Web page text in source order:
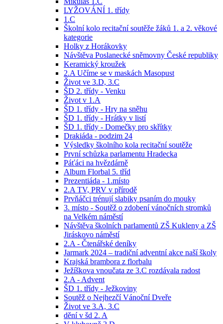
LYŽOVÁNÍ 1. třídy
1.C
Školní kolo recitační soutěže žáků 1. a 2. věkové
kategorie
Holky z Horákovky
Návštěva Poslanecké sněmovny České republiky
Keramický kroužek
2.A Učíme se v maskách Masopust
Život ve 3.D, 3.C
ŠD 2. třídy - Venku
Život v 1.A
ŠD 1. třídy - Hry na sněhu
ŠD 1. třídy - Hrátky v listí
ŠD 1. třídy - Domečky pro skřítky
Drakiáda - podzim 24
Výsledky školního kola recitační soutěže
První schůzka parlamentu Hradecka
Páťáci na hvězdárně
Album Florbal 5. tříd
Prezentiáda - 1.místo
2.A TV, PRV v přírodě
Prvňáčci trénují slabiky psaním do mouky
3. místo - Soutěž o zdobení vánočních stromků
na Velkém náměstí
Návštěva školních parlamentů ZŠ Kukleny a ZŠ
Jiráskovo náměstí
2.A - Čtenářské deníky
Jarmark 2024 – tradiční adventní akce naší školy
Krajská brambora z florbalu
Ježíškova vnoučata ze 3.C rozdávala radost
2.A - Advent
ŠD 1. třídy - Ježkoviny
Soutěž o Nejhezčí Vánoční Dveře
Život ve 3.A, 3.C
dění v šd 2. A